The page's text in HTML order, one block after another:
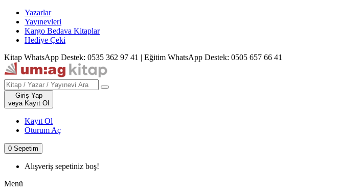
Yazarlar
Yayınevleri
Kargo Bedava Kitaplar
Hediye Çeki
Kitap WhatsApp Destek: 0535 362 97 41 | Eğitim WhatsApp Destek: 0505 657 66 41
Giriş Yap
veya Kayıt Ol
Kayıt Ol
Oturum Aç
0 Sepetim
Alışveriş sepetiniz boş!
Menü